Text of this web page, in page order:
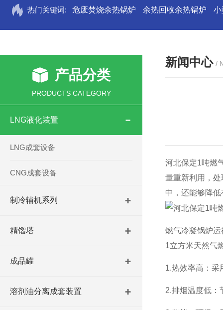
热门关键词: 危废焚烧余热锅炉 余热回收余热锅炉 小
产品分类
PRODUCTS CATEGORY
LNG液化装置
LNG成套设备
CNG成套设备
制冷辅机系列
精馏塔
成品罐
溶剂油分离成套装置
新闻中心 /
河北保定1吨燃
量重新利用，
中，还能够降
燃气冷凝锅炉
1立方米天然气
1.热效率高：采
2.排烟温度低：